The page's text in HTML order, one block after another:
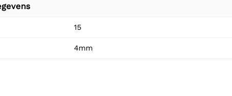
15
4mm